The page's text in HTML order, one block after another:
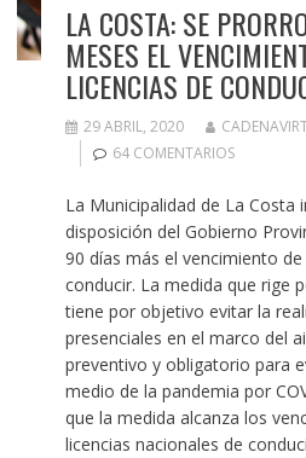
LA COSTA: SE
MESES EL
LICENCIAS DE
29 ABRIL, 2020
64 COMENTARIOS
La Municipalidad de La Costa
disposición del Gobierno
90 días más el vencimiento de
conducir. La medida que rige
tiene por objetivo evitar la
presenciales en el marco del
preventivo y obligatorio para
medio de la pandemia por
que la medida alcanza los
licencias nacionales de